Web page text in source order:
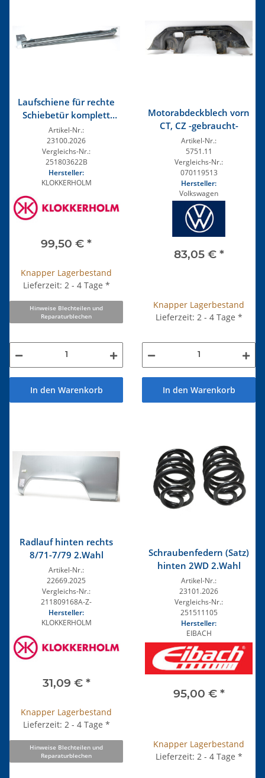
Laufschiene für rechte
Schiebetür komplett
2.Wahl
Artikel-Nr.:
23100.2026
Vergleichs-Nr.:
251803622B
Hersteller:
KLOKKERHOLM
99,50 € *
Knapper Lagerbestand
Lieferzeit: 2 - 4 Tage *
Hinweise Blechteilen und
Reparaturblechen
In den Warenkorb
Motorabdeckblech vorn
CT, CZ -gebraucht-
Artikel-Nr.:
5751.11
Vergleichs-Nr.:
070119513
Hersteller:
Volkswagen
83,05 € *
Knapper Lagerbestand
Lieferzeit: 2 - 4 Tage *
In den Warenkorb
Radlauf hinten rechts
8/71-7/79 2.Wahl
Artikel-Nr.:
22669.2025
Vergleichs-Nr.:
211809168A-Z-
Hersteller:
KLOKKERHOLM
31,09 € *
Knapper Lagerbestand
Lieferzeit: 2 - 4 Tage *
Hinweise Blechteilen und
Reparaturblechen
Schraubenfedern (Satz)
hinten 2WD 2.Wahl
Artikel-Nr.:
23101.2026
Vergleichs-Nr.:
251511105
Hersteller:
EIBACH
95,00 € *
Knapper Lagerbestand
Lieferzeit: 2 - 4 Tage *